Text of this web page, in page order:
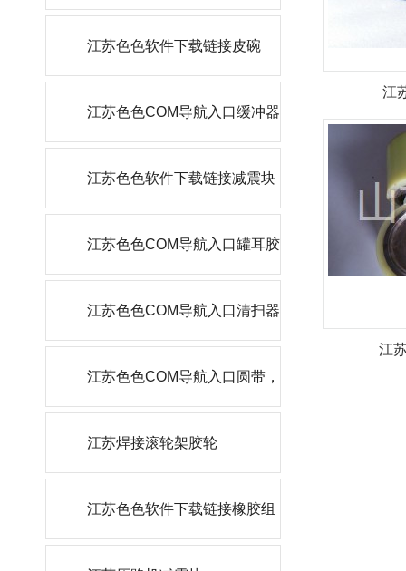
江
江
江苏色色软件下载链接皮碗
江苏色色COM导航入口缓冲器
江苏色色软件下载链接减震块
江苏色色COM导航入口罐耳胶
轮
江苏色色COM导航入口清扫器
刮刀
江苏色色COM导航入口圆带，
角带
江苏焊接滚轮架胶轮
江苏色色软件下载链接橡胶组
件